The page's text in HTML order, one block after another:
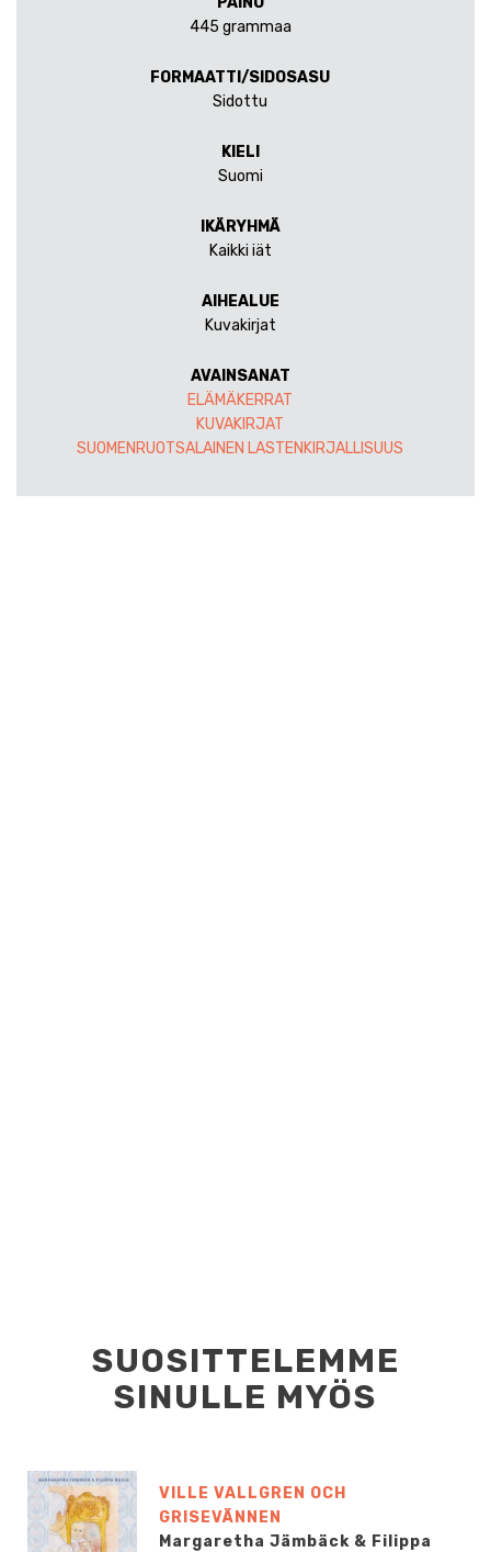
445 grammaa
FORMAATTI/SIDOSASU
Sidottu
KIELI
Suomi
IKÄRYHMÄ
Kaikki iät
AIHEALUE
Kuvakirjat
AVAINSANAT
ELÄMÄKERRAT
KUVAKIRJAT
SUOMENRUOTSALAINEN LASTENKIRJALLISUUS
SUOSITTELEMME
SINULLE MYÖS
VILLE VALLGREN OCH
GRISEVÄNNEN
Margaretha Jämbäck & Filippa